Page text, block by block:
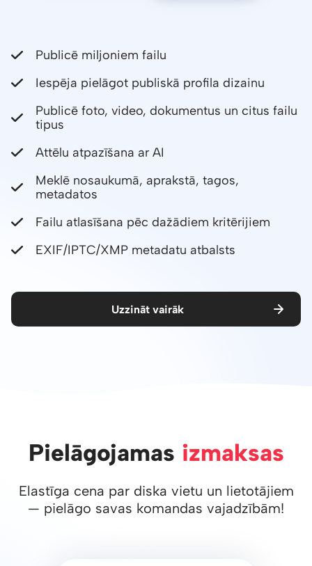
Publicē miljoniem failu
Iespēja pielāgot publiskā profila dizainu
Publicē foto, video, dokumentus un citus failu
tipus
Attēlu atpazīšana ar AI
Meklē nosaukumā, aprakstā, tagos,
metadatos
Failu atlasīšana pēc dažādiem kritērijiem
EXIF/IPTC/XMP metadatu atbalsts
Uzzināt vairāk
Pielāgojamas izmaksas
Elastīga cena par diska vietu un lietotājiem
— pielāgo savas komandas vajadzībām!